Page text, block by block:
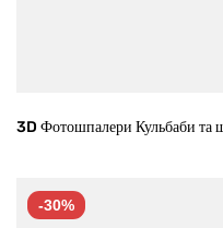
3D Фотошпалери Кульбаби та
-30%